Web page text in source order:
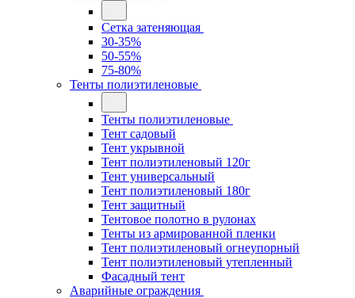
Сетка затеняющая
30-35%
50-55%
75-80%
Тенты полиэтиленовые
Тенты полиэтиленовые
Тент садовый
Тент укрывной
Тент полиэтиленовый 120г
Тент универсальный
Тент полиэтиленовый 180г
Тент защитный
Тентовое полотно в рулонах
Тенты из армированной пленки
Тент полиэтиленовый огнеупорный
Тент полиэтиленовый утепленный
Фасадный тент
Аварийные ограждения